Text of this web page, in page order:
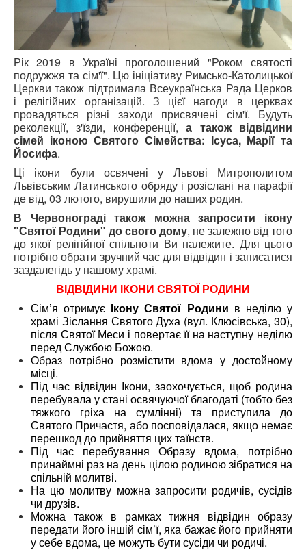
Рік 2019 в Україні проголошений "Роком святості
подружжя та сім'ї". Цю ініціативу Римсько-Католицької
Церкви також підтримала Всеукраїнська Рада Церков
і релігійних організацій. З цієї нагоди в церквах
провадяться різні заходи присвячені сім'ї. Будуть
реколекції, з'їзди, конференції,а також відвідини
сімей іконою Святого Сімейства: Ісуса, Марії та
Йосифа.
Ці ікони були освячені у Львові Митрополитом
Львівським Латинського обряду і розіслані на парафії
де від, 03 лютого, вирушили до наших родин.
В Червонограді також можна запросити ікону
"Святої Родини" до свого дому, не залежно від того
до якої релігійної спільноти Ви належите. Для цього
потрібно обрати зручний час для відвідин і записатися
заздалегідь у нашому храмі.
ВІДВІДИНИ ІКОНИ СВЯТОЇ РОДИНИ
Сім’я отримує Ікону Святої Родини в неділю у
храмі Зіслання Святого Духа (вул. Клюсівська, 30),
після Святої Меси і повертає її на наступну неділю
перед Службою Божою.
Образ потрібно розмістити вдома у достойному
місці.
Під час відвідин Ікони, заохочується, щоб родина
перебувала у стані освячуючої благодаті (тобто без
тяжкого гріха на сумлінні) та приступила до
Святого Причастя, або посповідалася, якщо немає
перешкод до прийняття цих таїнств.
Під час перебування Образу вдома, потрібно
принаймні раз на день цілою родиною зібратися на
спільній молитві.
На цю молитву можна запросити родичів, сусідів
чи друзів.
Можна також в рамках тижня відвідин образу
передати його іншій сім’ї, яка бажає його прийняти
у себе вдома, це можуть бути сусіди чи родичі.